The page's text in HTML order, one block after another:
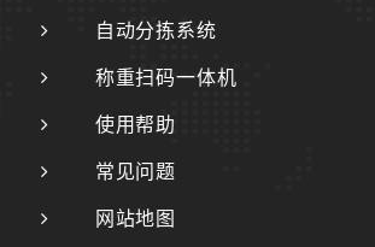
自动分拣系统
称重扫码一体机
使用帮助
常见问题
网站地图